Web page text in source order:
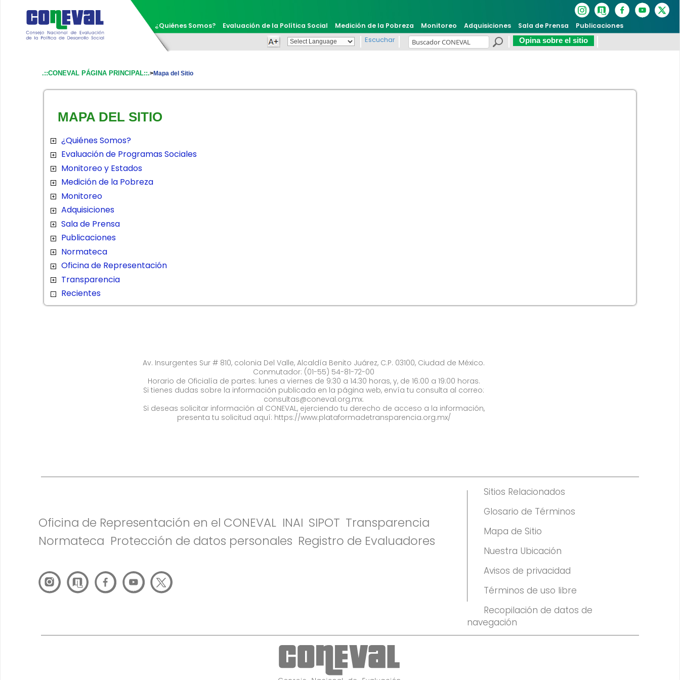
¿Quiénes Somos? Evaluación de la Política Social Medición de la Pobreza Monitoreo Adquisiciones Sala de Prensa Publicaciones
Escuchar Opina sobre el sitio
.::CONEVAL PÁGINA PRINCIPAL::.>Mapa del Sitio
​ MAPA DEL SITIO
¿Quiénes Somos?
Evaluación de Programas Sociales
Monitoreo y Estados
Medición de la Pobreza
Monitoreo
Adquisiciones
Sala de Prensa
Publicaciones
Normateca
Oficina de Representación
Transparencia
Recientes
Av. Insurgentes Sur # 810, colonia Del Valle, Alcaldía Benito Juárez, C.P. 03100, Ciudad de México.
Conmutador: (01-55) 54-81-72-00
Horario de Oficialía de partes: lunes a viernes de 9:30 a 14:30 horas, y, de 16:00 a 19:00 horas.
Si tienes dudas sobre la información publicada en la página web, envía tu consulta al correo:
consultas@coneval.org.mx.
Si deseas solicitar información al CONEVAL, ejerciendo tu derecho de acceso a la información,
presenta tu solicitud aquí: https://www.plataformadetransparencia.org.mx/
Oficina de Representación en el CONEVAL INAI SIPOT Transparencia
Normateca Protección de datos personales Registro de Evaluadores
Sitios Relacionados
Glosario de Términos
Mapa de Sitio
Nuestra Ubicación
Avisos de privacidad
Términos de uso libre
Recopilación de datos de
navegación